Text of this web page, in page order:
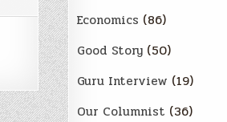
Economics (86)
Good Story (50)
Guru Interview (19)
Our Columnist (36)